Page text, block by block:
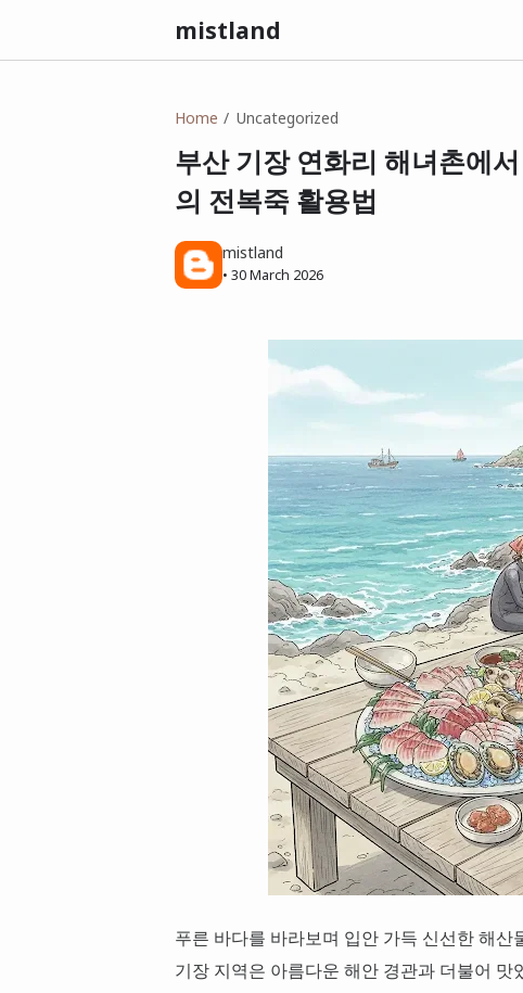
mistland
Home Uncategorized
부산 기장 연화리 해녀촌에
의 전복죽 활용법
mistland
• 30 March 2026
푸른 바다를 바라보며 입안 가득 신선한 해
기장 지역은 아름다운 해안 경관과 더불어